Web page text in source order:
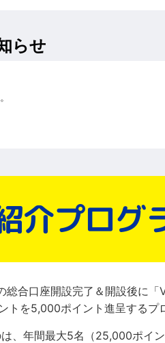
らせ
介プログ
合口座開設完了＆開設後に
トを5,000ポイント進呈するプ
、年間最大5名（25,000ポイ